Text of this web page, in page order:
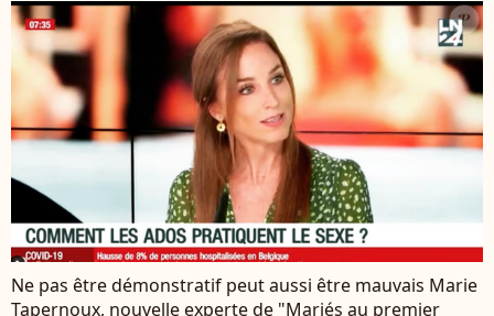
Ne pas être démonstratif peut aussi être mauvais Marie
Tapernoux, nouvelle experte de "Mariés au premier